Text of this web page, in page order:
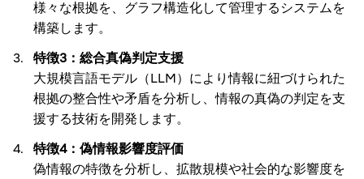
様々な根拠を、グラフ構造化して管理するシステムを
構築します。
特徴3：総合真偽判定支援
大規模言語モデル（LLM）により情報に紐づけられた
根拠の整合性や矛盾を分析し、情報の真偽の判定を支
援する技術を開発します。
特徴4：偽情報影響度評価
偽情報の特徴を分析し、拡散規模や社会的な影響度を